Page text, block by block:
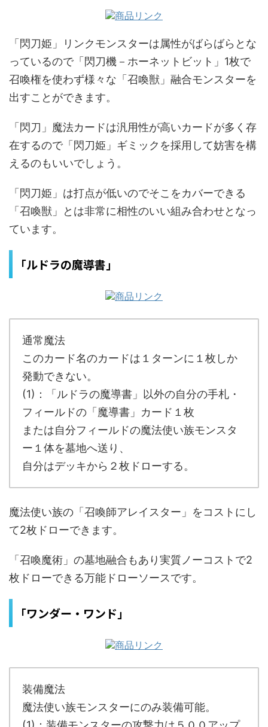
「閃刀姫」リンクモンスターは属性がばらばらとな
っているので「閃刀機－ホーネットビット」1枚で
召喚権を使わず様々な「召喚獣」融合モンスターを
出すことができます。
「閃刀」魔法カードは汎用性が高いカードが多く存
在するので「閃刀姫」ギミックを採用して妨害を構
えるのもいいでしょう。
「閃刀姫」は打点が低いのでそこをカバーできる
「召喚獣」とは非常に相性のいい組み合わせとなっ
ています。
「ルドラの魔導書」
通常魔法
このカード名のカードは１ターンに１枚しか
発動できない。
(1)：「ルドラの魔導書」以外の自分の手札・
フィールドの「魔導書」カード１枚
または自分フィールドの魔法使い族モンスタ
ー１体を墓地へ送り、
自分はデッキから２枚ドローする。
魔法使い族の「召喚師アレイスター」をコストにし
て2枚ドローできます。
「召喚魔術」の墓地融合もあり実質ノーコストで2
枚ドローできる万能ドローソースです。
「ワンダー・ワンド」
装備魔法
魔法使い族モンスターにのみ装備可能。